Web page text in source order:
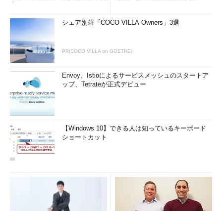
ナイフ」のディレクターを経て郵政省入
政策などを担当。1988年MITメディアラボ客
員教授。2002年スタンフォード日本センタ
ー研究所長を経て現職。
著書に『デジタル教科書革命』（ソフトバ
ンククリエイティブ、共著）、『デジタル
サイネージ戦略』（アスキー・メディアワ
ークス、共著）、『デジタルサイネージ革
命』（朝日新聞出版、共著）、『通信と放
送の融合のこれから』（翔泳社）、『デジ
twitter
http://www.ichiya.org/jpn/
シェア別荘「COCO VILLA Owners」3選
PR(COCO VILLA on GOETHE)
Envoy、Istioによるサービスメッシュのスタートア
ップ、Tetrateが正式デビュー
【Windows 10】できる人は知っているキーボード
ショートカット